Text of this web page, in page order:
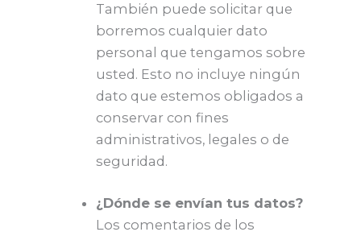
También puede solicitar que
borremos cualquier dato
personal que tengamos sobre
usted. Esto no incluye ningún
dato que estemos obligados a
conservar con fines
administrativos, legales o de
seguridad.
¿Dónde se envían tus datos?
Los comentarios de los